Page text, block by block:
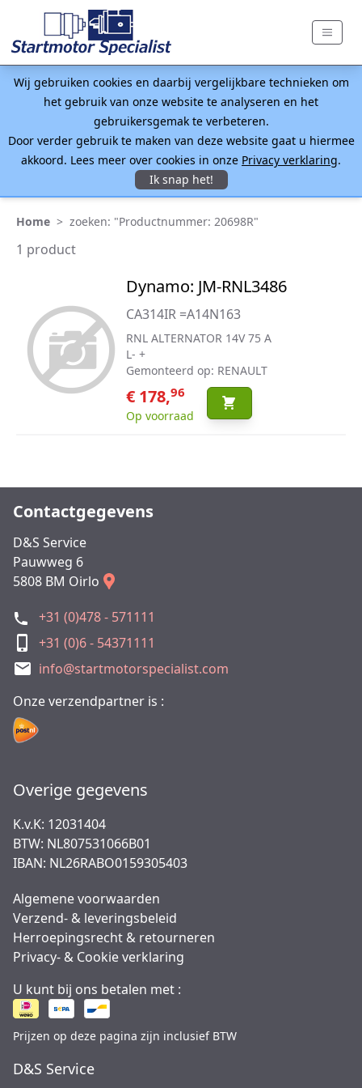
Wij gebruiken cookies en daarbij vergelijkbare technieken om
het gebruik van onze website te analyseren en het
gebruikersgemak te verbeteren.
Door verder gebruik te maken van deze website gaat u hiermee
akkoord. Lees meer over cookies in onze Privacy verklaring.
Ik snap het!
Home > zoeken: "Productnummer: 20698R"
1 product
Dynamo: JM-RNL3486
CA314IR =A14N163
RNL ALTERNATOR 14V 75 A
L- +
Gemonteerd op: RENAULT
€ 178,96
Op voorraad
Contactgegevens
D&S Service
Pauwweg 6
5808 BM Oirlo
+31 (0)478 - 571111
+31 (0)6 - 54371111
info@startmotorspecialist.com
Onze verzendpartner is :
Overige gegevens
K.v.K: 12031404
BTW: NL807531066B01
IBAN: NL26RABO0159305403
Algemene voorwaarden
Verzend- & leveringsbeleid
Herroepingsrecht & retourneren
Privacy- & Cookie verklaring
U kunt bij ons betalen met :
Prijzen op deze pagina zijn inclusief BTW
D&S Service